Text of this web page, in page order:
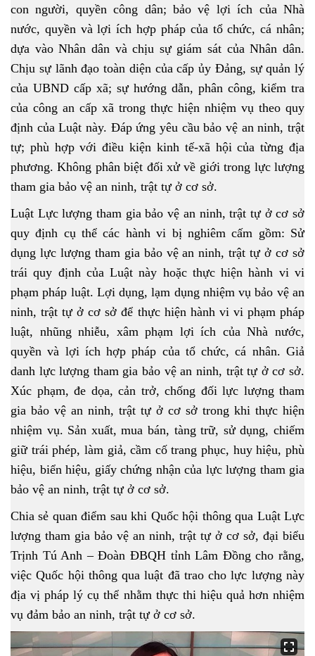
con người, quyền công dân; bảo vệ lợi ích của Nhà
nước, quyền và lợi ích hợp pháp của tổ chức, cá nhân;
dựa vào Nhân dân và chịu sự giám sát của Nhân dân.
Chịu sự lãnh đạo toàn diện của cấp ủy Đảng, sự quản lý
của UBND cấp xã; sự hướng dẫn, phân công, kiểm tra
của công an cấp xã trong thực hiện nhiệm vụ theo quy
định của Luật này. Đáp ứng yêu cầu bảo vệ an ninh, trật
tự; phù hợp với điều kiện kinh tế-xã hội của từng địa
phương. Không phân biệt đối xử về giới trong lực lượng
tham gia bảo vệ an ninh, trật tự ở cơ sở.
Luật Lực lượng tham gia bảo vệ an ninh, trật tự ở cơ sở
quy định cụ thể các hành vi bị nghiêm cấm gồm: Sử
dụng lực lượng tham gia bảo vệ an ninh, trật tự ở cơ sở
trái quy định của Luật này hoặc thực hiện hành vi vi
phạm pháp luật. Lợi dụng, lạm dụng nhiệm vụ bảo vệ an
ninh, trật tự ở cơ sở để thực hiện hành vi vi phạm pháp
luật, nhũng nhiễu, xâm phạm lợi ích của Nhà nước,
quyền và lợi ích hợp pháp của tổ chức, cá nhân. Giả
danh lực lượng tham gia bảo vệ an ninh, trật tự ở cơ sở.
Xúc phạm, đe dọa, cản trở, chống đối lực lượng tham
gia bảo vệ an ninh, trật tự ở cơ sở trong khi thực hiện
nhiệm vụ. Sản xuất, mua bán, tàng trữ, sử dụng, chiếm
giữ trái phép, làm giả, cầm cố trang phục, huy hiệu, phù
hiệu, biển hiệu, giấy chứng nhận của lực lượng tham gia
bảo vệ an ninh, trật tự ở cơ sở.
Chia sẻ quan điểm sau khi Quốc hội thông qua Luật Lực
lượng tham gia bảo vệ an ninh, trật tự ở cơ sở, đại biểu
Trịnh Tú Anh – Đoàn ĐBQH tỉnh Lâm Đồng cho rằng,
việc Quốc hội thông qua luật đã trao cho lực lượng này
địa vị pháp lý cụ thể nhằm thực thi hiệu quả hơn nhiệm
vụ đảm bảo an ninh, trật tự ở cơ sở.